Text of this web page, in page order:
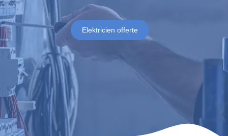
Elektricien offerte